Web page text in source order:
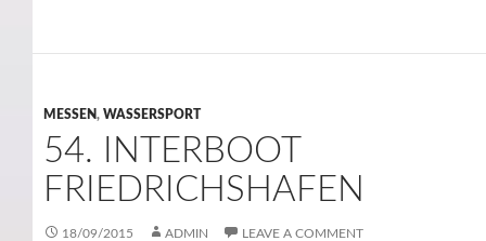
MESSEN, WASSERSPORT
54. INTERBOOT
FRIEDRICHSHAFEN
18/09/2015 ADMIN LEAVE A COMMENT